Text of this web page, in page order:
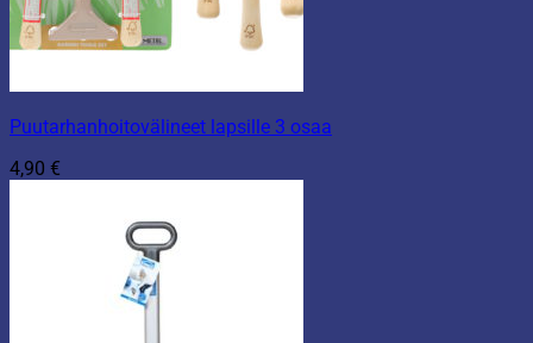
Puutarhanhoitovälineet lapsille 3 osaa
4,90 €